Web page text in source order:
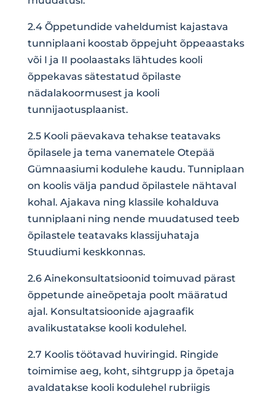
2.4 Õppetundide vaheldumist kajastava
tunniplaani koostab õppejuht õppeaastaks
või I ja II poolaastaks lähtudes kooli
õppekavas sätestatud õpilaste
nädalakoormusest ja kooli
tunnijaotusplaanist.
2.5 Kooli päevakava tehakse teatavaks
õpilasele ja tema vanematele Otepää
Gümnaasiumi kodulehe kaudu. Tunniplaan
on koolis välja pandud õpilastele nähtaval
kohal. Ajakava ning klassile kohalduva
tunniplaani ning nende muudatused teeb
õpilastele teatavaks klassijuhataja
Stuudiumi keskkonnas.
2.6 Ainekonsultatsioonid toimuvad pärast
õppetunde aineõpetaja poolt määratud
ajal. Konsultatsioonide ajagraafik
avalikustatakse kooli kodulehel.
2.7 Koolis töötavad huviringid. Ringide
toimimise aeg, koht, sihtgrupp ja õpetaja
avaldatakse kooli kodulehel rubriigis